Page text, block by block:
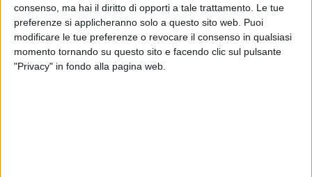
consenso, ma hai il diritto di opporti a tale trattamento. Le tue
preferenze si applicheranno solo a questo sito web. Puoi
modificare le tue preferenze o revocare il consenso in qualsiasi
momento tornando su questo sito e facendo clic sul pulsante
"Privacy" in fondo alla pagina web.
biciclettata urbana con animazione e degustazione offerta
dalla paninoteca "da Marcello".
La partecipazione è aperta a tutti ed è gratuita per i soci
(quota di iscrizione di 4 euro). Si raccomanda puntualità per